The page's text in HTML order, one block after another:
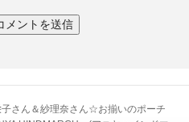
子さん＆紗理奈さん☆お揃いのポーチ